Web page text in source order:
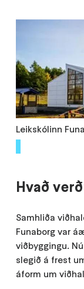
Leikskólinn
Hvað
Samhliða
Funaborg var
viðbyggingu.
slegið á frest
áform um